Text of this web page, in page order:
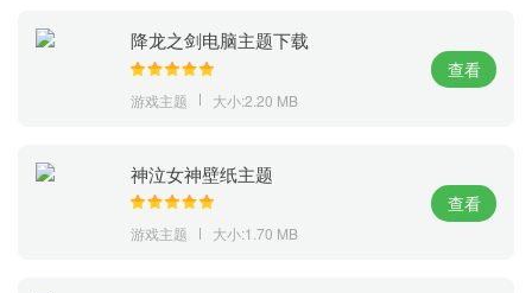
降龙之剑电脑主题下载
游戏主题 大小:2.20 MB
查看
神泣女神壁纸主题
游戏主题 大小:1.70 MB
查看